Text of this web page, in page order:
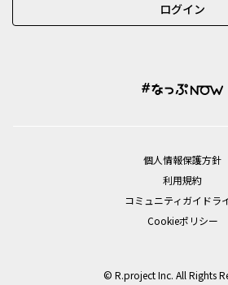
ログイン
個⼈情報保護⽅針
利用規約
コミュニティガイドラ
Cookieポリシー
© R.project Inc. All Rights